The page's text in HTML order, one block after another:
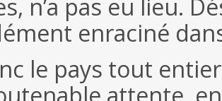
n’a pas eu lieu.
enraciné
le pays tout